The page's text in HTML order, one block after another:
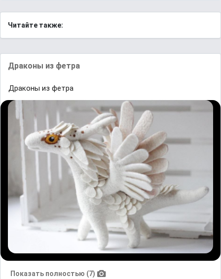
Читайте также:
Драконы из фетра
Драконы из фетра
Показать полностью (7)